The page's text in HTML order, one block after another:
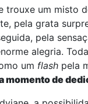
trouxe um misto
pela grata
pela
alegria.
um flash pela
momento de